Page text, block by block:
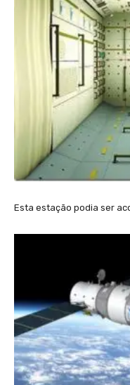
Esta estação podia ser